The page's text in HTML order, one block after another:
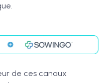
de ces canaux